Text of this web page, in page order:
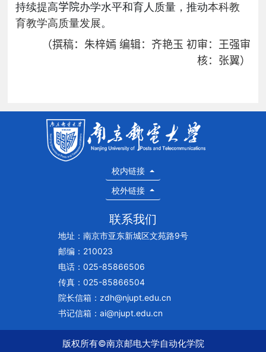
持续提高学院办学水平和育人质量，推动本科教
育教学高质量发展。
（撰稿： 朱梓嫣编辑：齐艳玉 初审：王强审
核：张翼）
校内链接
校外链接
联系我们
地址：南京市亚东新城区文苑路9号
邮编：210023
电话：025-85866506
传真：025-85866504
院长信箱：zdh@njupt.edu.cn
书记信箱：ai@njupt.edu.cn
版权所有©南京邮电大学自动化学院